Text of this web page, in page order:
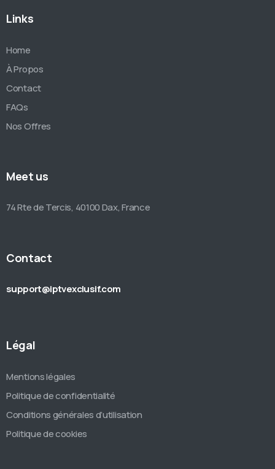
Links
Home
À Propos
Contact
FAQs
Nos Offres
Meet us
74 Rte de Tercis, 40100 Dax, France
Contact
support@iptvexclusif.com
Légal
Mentions légales
Politique de confidentialité
Conditions générales d’utilisation
Politique de cookies